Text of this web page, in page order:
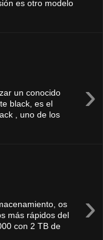
es otro modelo
›
un conocido
black, es el
, uno de los
›
os
más rápidos del
con 2 TB de